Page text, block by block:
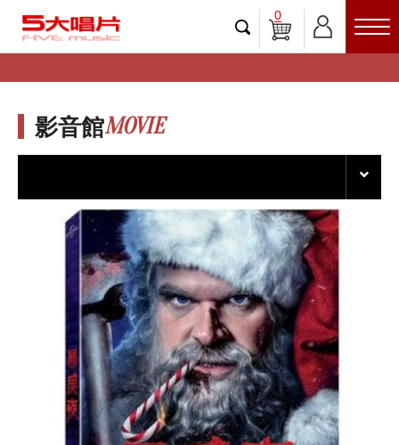
0
影音館MOVIE